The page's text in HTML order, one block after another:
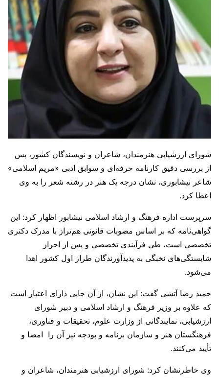
شورای ارزشیابی هنرمندان، شاعران و نویسندگان کشور، پس
از بررسی دقیق کارنامه حرفه‌ای و سوابق ادبی «مریم اسلامی»
شاعر نیشابوری، نشان درجه یک هنر در رشته شعر را به وی
اعطا کرد.
سرپرست اداره فرهنگ و ارشاد اسلامی نیشابور اظهار کرد: این
گواهی‌نامه که بر اساس مصوبات قانونی هم‌تراز با مدرک دکتری
تخصصی است، طی فرآیندی تخصصی و پس از احراز
شایستگی‌های نخبگی به پدیدآورندگان طراز اول کشور اهدا
می‌شود.
حمید رضا آتشی گفت: این نشان، از آن جایی دارای اعتبار است
که علاوه بر وزیر فرهنگ و ارشاد اسلامی و دبیر شورای
ارزشیابی، نمایندگانی از وزارت علوم، تحقیقات و فناوری،
فرهنگستان هنر و سازمان برنامه و بودجه نیز آن را امضا و
تأیید می‌کنند.
وی خاطرنشان کرد: شورای ارزشیابی هنرمندان، شاعران و